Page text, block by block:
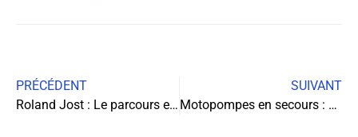
PRÉCÉDENT
Roland Jost : Le parcours exceptionnel d’un titan de la logistique
SUIVANT
Motopompes en secours : Guide complet pour sauver des vies